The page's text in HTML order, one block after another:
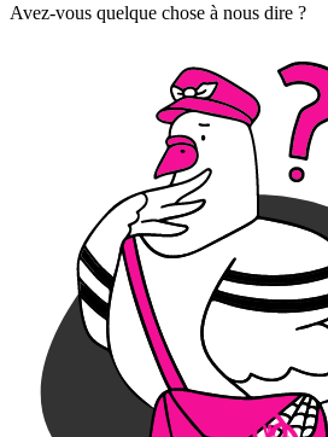
Avez-vous quelque chose à nous dire ?